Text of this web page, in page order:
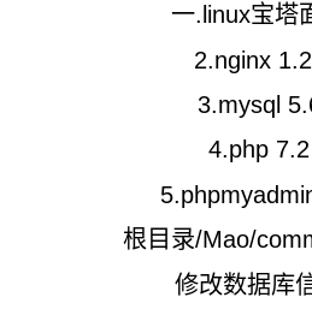
一.linux宝塔
2.nginx
3.mysql
4.php 7.2
根目录/Mao/
修改数据库